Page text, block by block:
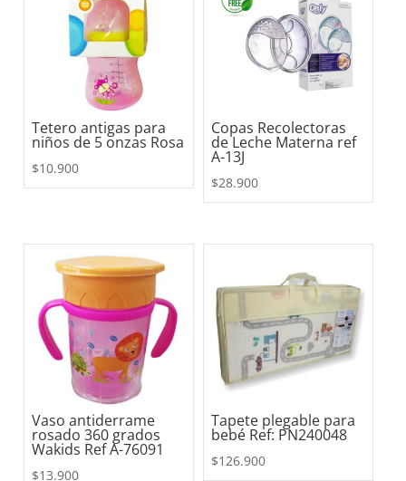
Tetero antigas para
niños de 5 onzas Rosa
$10.900
Copas Recolectoras
de Leche Materna ref
A-13J
$28.900
Vaso antiderrame
rosado 360 grados
Wakids Ref A-76091
$13.900
Tapete plegable para
bebé Ref: PN240048
$126.900